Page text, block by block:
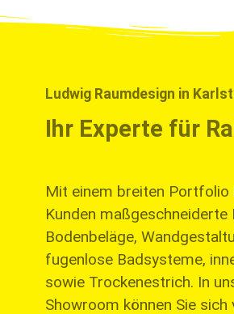
Ludwig Raumdesign in
Ihr Experte für
Mit einem breiten Portfolio
Kunden
Bodenbeläge,
fugenlose Badsysteme,
sowie Trockenestrich. In
Showroom können Sie